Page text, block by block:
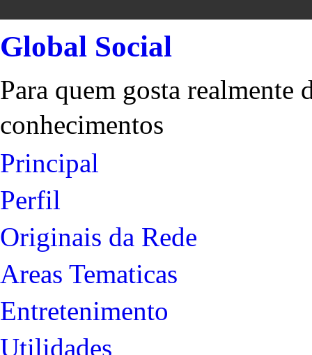
Global Social
Para quem gosta realmente
conhecimentos
Principal
Perfil
Originais da Rede
Areas Tematicas
Entretenimento
Utilidades